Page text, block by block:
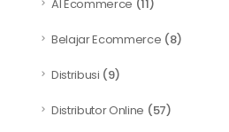
AI Ecommerce (11)
Belajar Ecommerce (8)
Distribusi (9)
Distributor Online (57)